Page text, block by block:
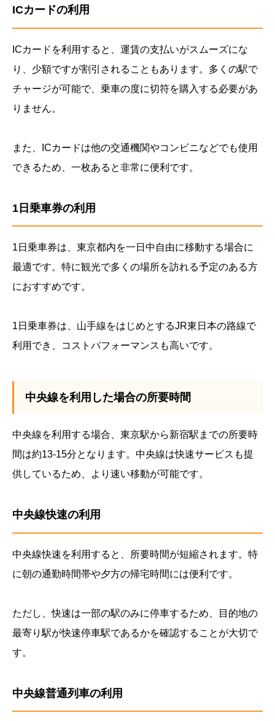
ICカードの利用
ICカードを利用すると、運賃の支払いがスムーズにな
り、少額ですが割引されることもあります。多くの駅で
チャージが可能で、乗車の度に切符を購入する必要があ
りません。
また、ICカードは他の交通機関やコンビニなどでも使用
できるため、一枚あると非常に便利です。
1日乗車券の利用
1日乗車券は、東京都内を一日中自由に移動する場合に
最適です。特に観光で多くの場所を訪れる予定のある方
におすすめです。
1日乗車券は、山手線をはじめとするJR東日本の路線で
利用でき、コストパフォーマンスも高いです。
中央線を利用した場合の所要時間
中央線を利用する場合、東京駅から新宿駅までの所要時
間は約13-15分となります。中央線は快速サービスも提
供しているため、より速い移動が可能です。
中央線快速の利用
中央線快速を利用すると、所要時間が短縮されます。特
に朝の通勤時間帯や夕方の帰宅時間には便利です。
ただし、快速は一部の駅のみに停車するため、目的地の
最寄り駅が快速停車駅であるかを確認することが大切で
す。
中央線普通列車の利用